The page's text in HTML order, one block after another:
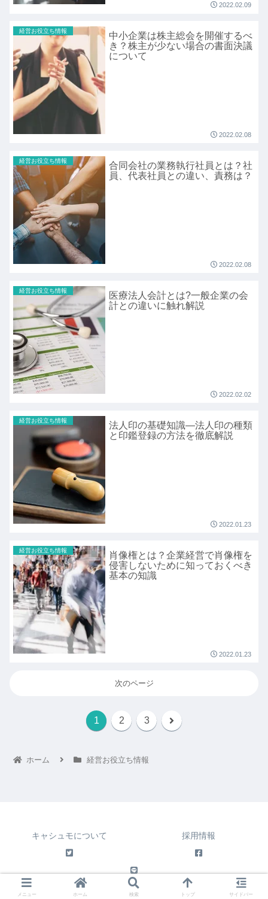
2022.02.09
経営お役立ち情報
中小企業は株主総会を開催するべ
き？株主が少ない場合の書面決議
について
2022.02.08
経営お役立ち情報
合同会社の業務執行社員とは？社
員、代表社員との違い、責務は？
2022.02.08
経営お役立ち情報
医療法人会計とは?一般企業の会
計との違いに触れ解説
2022.02.02
経営お役立ち情報
法人印の基礎知識―法人印の種類
と印鑑登録の方法を徹底解説
2022.01.23
経営お役立ち情報
肖像権とは？企業経営で肖像権を
侵害しないために知っておくべき
基本の知識
2022.01.23
次のページ
1 2 3
ホーム 経営お役立ち情報
キャシュモについて 採用情報
© 2020 株式会社キャシュモ
メニュー ホーム 検索 トップ サイドバー